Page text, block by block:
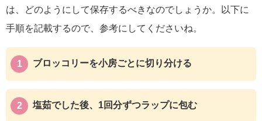
は、どのようにして保存するべきなのでしょうか。以下に
手順を記載するので、参考にしてくださいね。
ブロッコリーを小房ごとに切り分ける
塩茹でした後、1回分ずつラップに包む